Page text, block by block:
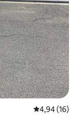
4,94 de uma
4,94 (16)